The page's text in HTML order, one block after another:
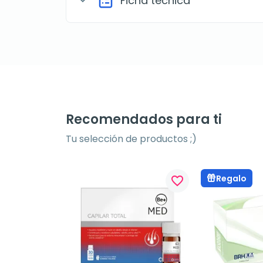
Recomendados para ti
Tu selección de productos ;)
favorite_border Regalo